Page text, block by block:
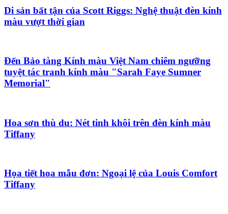
Di sản bất tận của Scott Riggs: Nghệ thuật đèn kính
màu vượt thời gian
Đến Bảo tàng Kính màu Việt Nam chiêm ngưỡng
tuyệt tác tranh kính màu "Sarah Faye Sumner
Memorial"
Hoa sơn thù du: Nét tinh khôi trên đèn kính màu
Tiffany
Họa tiết hoa mẫu đơn: Ngoại lệ của Louis Comfort
Tiffany